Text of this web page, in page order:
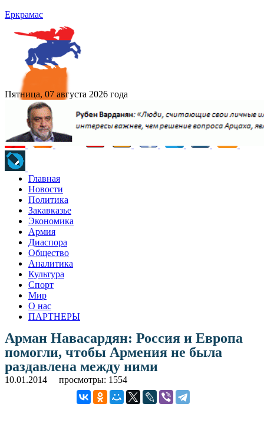
Еркрамас
Пятница, 07 августа 2026 года
Главная
Новости
Политика
Закавказье
Экономика
Армия
Диаспора
Общество
Аналитика
Культура
Спорт
Мир
О нас
ПАРТНЕРЫ
Арман Навасардян: Россия и Европа
помогли, чтобы Армения не была
раздавлена между ними
10.01.2014 просмотры: 1554